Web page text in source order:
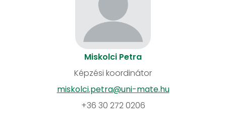
Miskolci Petra
Képzési koordinátor
miskolci.petra@uni-mate.hu
+36 30 272 0206